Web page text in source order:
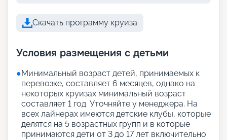
Скачать программу круиза
Условия размещения с детьми
●Минимальный возраст детей, принимаемых к
перевозке, составляет 6 месяцев, однако на
некоторых круизах минимальный возраст
составляет 1 год. Уточняйте у менеджера. На
всех лайнерах имеются детские клубы, которые
делятся на 5 возрастных групп и в которые
принимаются дети от 3 до 17 лет включительно.